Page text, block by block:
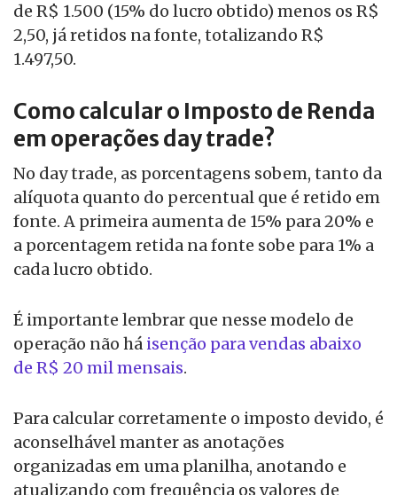
de R$ 1.500 (15% do lucro obtido) menos os R$
2,50, já retidos na fonte, totalizando R$
1.497,50.
Como calcular o Imposto de Renda
em operações day trade?
No day trade, as porcentagens sobem, tanto da
alíquota quanto do percentual que é retido em
fonte. A primeira aumenta de 15% para 20% e
a porcentagem retida na fonte sobe para 1% a
cada lucro obtido.
É importante lembrar que nesse modelo de
operação não há isenção para vendas abaixo
de R$ 20 mil mensais.
Para calcular corretamente o imposto devido, é
aconselhável manter as anotações
organizadas em uma planilha, anotando e
atualizando com frequência os valores de